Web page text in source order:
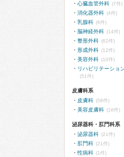
心臓血管外科 (7件)
消化器外科 (4件)
乳腺科 (6件)
脳神経外科 (14件)
整形外科 (62件)
形成外科 (12件)
美容外科 (10件)
リハビリテーショ
(51件)
皮膚科系
皮膚科 (58件)
美容皮膚科 (16件)
泌尿器科・肛門科系
泌尿器科 (21件)
肛門科 (21件)
性病科 (1件)